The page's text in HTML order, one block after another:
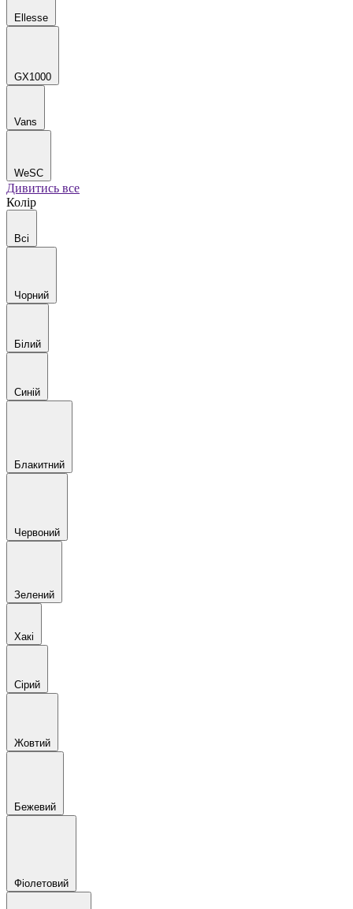
Ellesse
GX1000
Vans
WeSC
Дивитись все
Колір
Всі
Чорний
Білий
Синій
Блакитний
Червоний
Зелений
Хакі
Сірий
Жовтий
Бежевий
Фіолетовий